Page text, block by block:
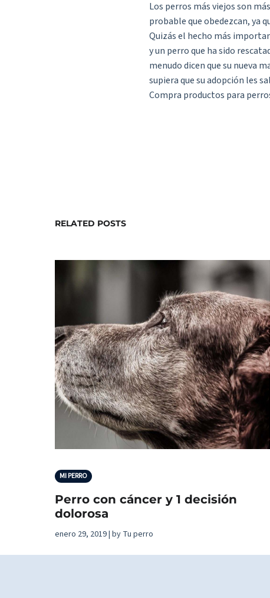
Los perros más viejos son
probable que obedezcan, ya
Quizás el hecho más
y un perro que ha sido
menudo dicen que su nueva
supiera que su adopción les
Compra productos para
RELATED POSTS
MI PERRO
Perro con cáncer y 1 decisión
dolorosa
enero 29, 2019 | by Tu perro